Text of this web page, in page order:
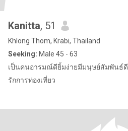
Kanitta, 51
Khlong Thom, Krabi, Thailand
Seeking: Male 45 - 63
เป็นคนอารมณ์ดียิ้มง่ายมีมนุษย์สัมพันธ์ดี
รักการท่องเที่ยว